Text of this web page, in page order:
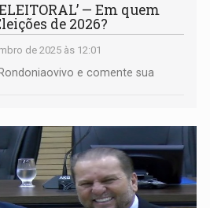
— Em quem
de 2026?
de 2025 às 12:01
e comente sua